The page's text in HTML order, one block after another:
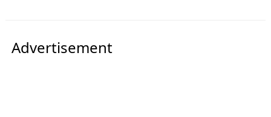
Advertisement